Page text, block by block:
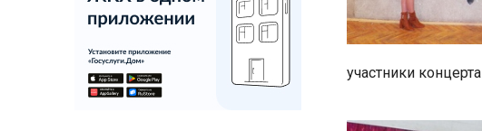
участники концерта